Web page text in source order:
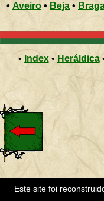
• Aveiro • Beja •
• Index• Heráldica
Este site foi